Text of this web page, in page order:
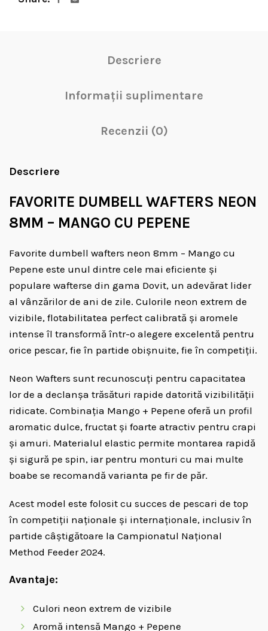
Descriere
Informații suplimentare
Recenzii (0)
Descriere
FAVORITE DUMBELL WAFTERS NEON
8MM – MANGO CU PEPENE
Favorite dumbell wafters neon 8mm – Mango cu
Pepene este unul dintre cele mai eficiente și
populare wafterse din gama Dovit, un adevărat lider
al vânzărilor de ani de zile. Culorile neon extrem de
vizibile, flotabilitatea perfect calibrată și aromele
intense îl transformă într-o alegere excelentă pentru
orice pescar, fie în partide obișnuite, fie în competiții.
Neon Wafters sunt recunoscuți pentru capacitatea
lor de a declanșa trăsături rapide datorită vizibilității
ridicate. Combinația Mango + Pepene oferă un profil
aromatic dulce, fructat și foarte atractiv pentru crapi
și amuri. Materialul elastic permite montarea rapidă
și sigură pe spin, iar pentru monturi cu mai multe
boabe se recomandă varianta pe fir de păr.
Acest model este folosit cu succes de pescari de top
în competiții naționale și internaționale, inclusiv în
partide câștigătoare la Campionatul Național
Method Feeder 2024.
Avantaje:
Culori neon extrem de vizibile
Aromă intensă Mango + Pepene